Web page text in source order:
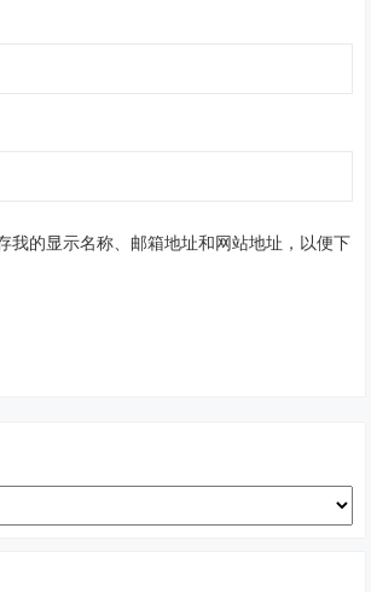
我的显示名称、邮箱地址和网站地址，以便下